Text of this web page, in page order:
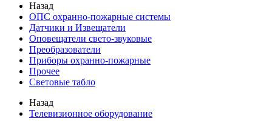
Назад
ОПС охранно-пожарные системы
Датчики и Извещатели
Оповещатели свето-звуковые
Преобразователи
Приборы охранно-пожарные
Прочее
Световые табло
Назад
Телевизионное оборудование